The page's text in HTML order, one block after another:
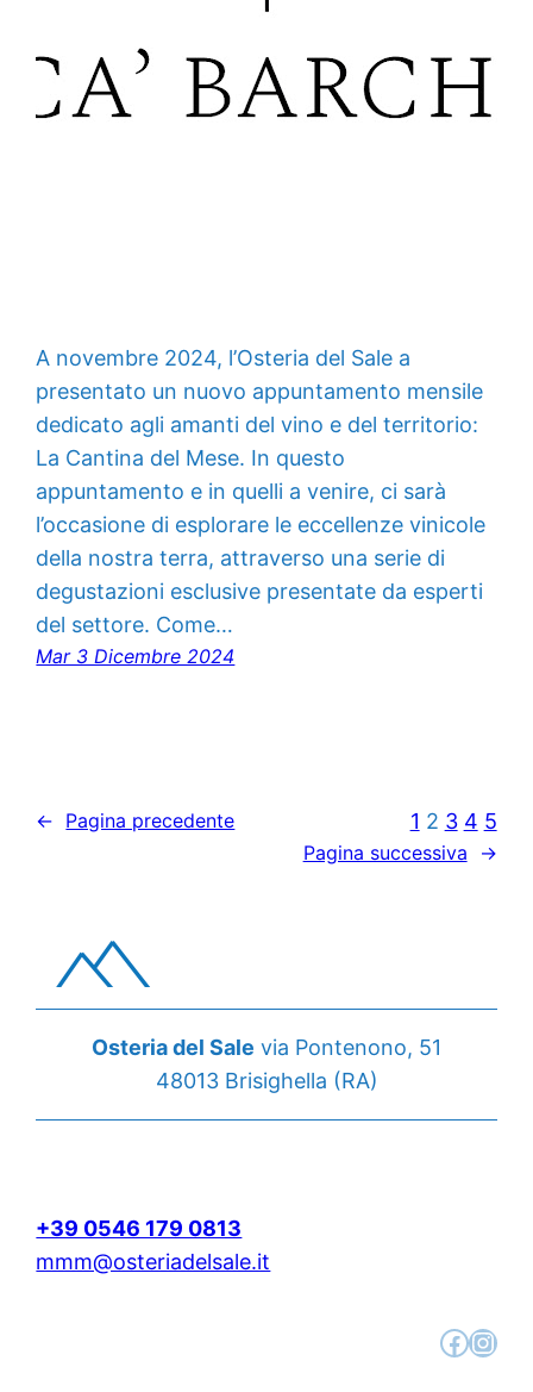
A novembre 2024, l’Osteria del Sale a
presentato un nuovo appuntamento mensile
dedicato agli amanti del vino e del territorio:
La Cantina del Mese. In questo
appuntamento e in quelli a venire, ci sarà
l’occasione di esplorare le eccellenze vinicole
della nostra terra, attraverso una serie di
degustazioni esclusive presentate da esperti
del settore. Come…
Mar 3 Dicembre 2024
← Pagina precedente 1 2 3 4 5
Pagina successiva →
Osteria del Sale via Pontenono, 51
48013 Brisighella (RA)
+39 0546 179 0813
mmm@osteriadelsale.it
Facebook Instagram